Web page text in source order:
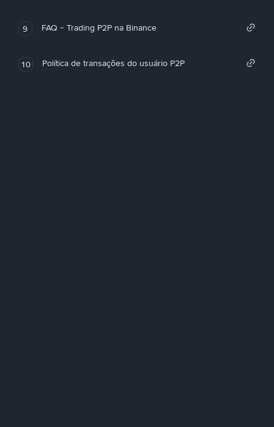
9 FAQ - Trading P2P na Binance
10 Política de transações do usuário P2P